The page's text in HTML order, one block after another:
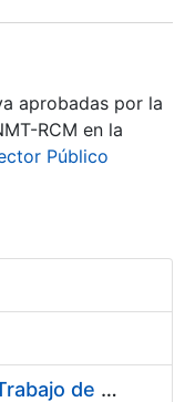
aprobadas por la
RCM en la
Público
Suministro de Protectores Auditivos a medida para las personas trabajadoras de los Centros de Trabajo de Madrid y Burgos